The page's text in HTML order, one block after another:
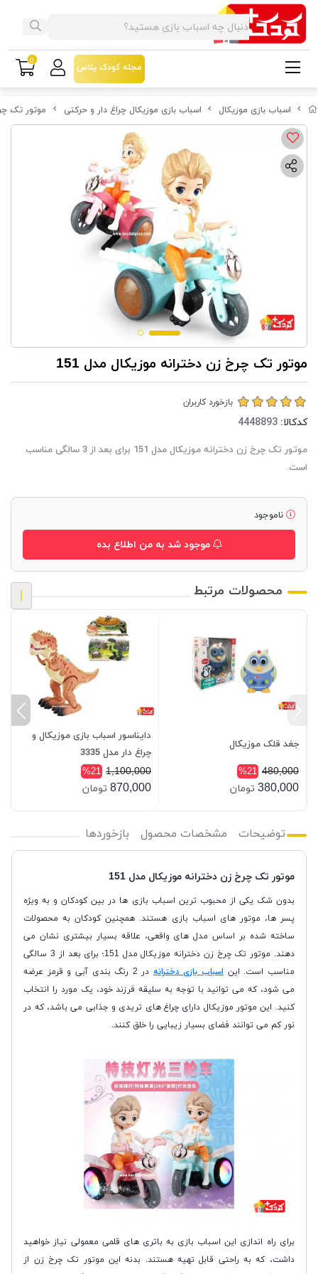
اسباب بازی موزیکال اسباب بازی موزیکال چراغ دار و حرکتی موتور تک
موتور تک چرخ زن دخترانه موزيكال مدل 151
بازخورد کاربران
کدکالا:
موتور تک چرخ زن دخترانه موزيكال مدل 151 برای بعد از 3 سالگی مناسب
است.
ناموجود
موجود شد به من اطلاع بده
محصولات مرتبط
جغد قلک موزیکال
480,000
%21
380,000 تومان
دایناسور اسباب بازی موزیکال و
چراغ دار مدل 3335
1,100,000
%21
870,000 تومان
توضیحات مشخصات محصول بازخوردها
موتور تک چرخ زن دخترانه موزيكال مدل 151
بدون شک یکی از محبوب ترین اسباب بازی ها در بین کودکان و به ویژه
پسر ها، موتور های اسباب بازی هستند. همچنین کودکان به محصولات
ساخته شده بر اساس مدل های واقعی، علاقه بسیار بیشتری نشان می
دهند. موتور تک چرخ زن دخترانه موزيكال مدل 151؛ برای بعد از 3 سالگی
مناسب است. این اسباب بازی دخترانه
در 2 رنگ بندی آبی و قرمز عرضه
می شود، که می توانید با توجه به سلیقه فرزند خود، یک مورد را انتخاب
کنید. این موتور موزیکال دارای چراغ های تریدی و جذابی می باشد، که در
نور کم می توانند فضای بسیار زیبایی را خلق کنند.
برای راه اندازی این اسباب بازی به باتری های قلمی معمولی نیاز خواهید
داشت، که به راحتی قابل تهیه هستند. بدنه این موتور تک چرخ زن از
مجله کودک پلاس
0